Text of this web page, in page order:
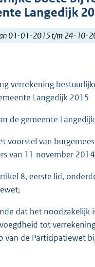
Langedijk
01-01-2015 t/m 24-10-
verrekening
Langedijk 2015
de gemeente
voorstel van
van 11 november
8, eerste lid,
dat het noodzakelijk
tot
van de Participatiewet